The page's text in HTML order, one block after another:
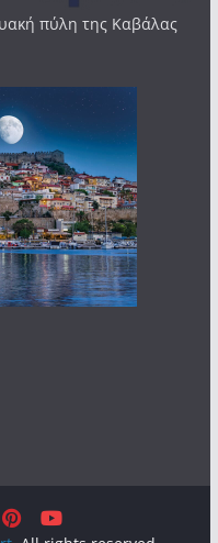
πύλη της Καβάλας